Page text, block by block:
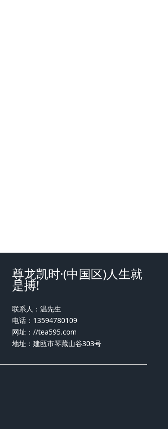
尊龙凯时·(中国区)人生就
是搏!
联系人：温先生
电话：13594780109
网址：//tea595.com
地址：建瓯市琴藏山谷303号